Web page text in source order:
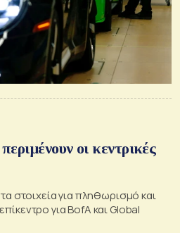
οι κεντρικές
στοιχεία για πληθωρισμό και
για BofA και Global